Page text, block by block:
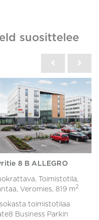
suosittelee
8 B ALLEGRO
Toimistotila,
Veromies, 819 m2
toimistotilaa
Business Parkin